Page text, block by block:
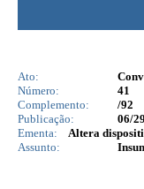
Ato:
Número:
41
Complemento:
/92
Publicação:
06/
Ementa:
Altera
Assunto: